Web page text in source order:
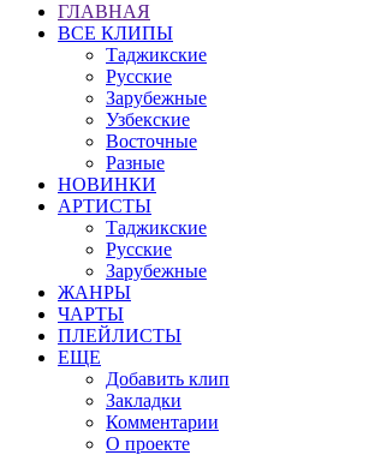
ГЛАВНАЯ
ВСЕ КЛИПЫ
Таджикские
Русские
Зарубежные
Узбекские
Восточные
Разные
НОВИНКИ
АРТИСТЫ
Таджикские
Русские
Зарубежные
ЖАНРЫ
ЧАРТЫ
ПЛЕЙЛИСТЫ
ЕЩЕ
Добавить клип
Закладки
Комментарии
О проекте